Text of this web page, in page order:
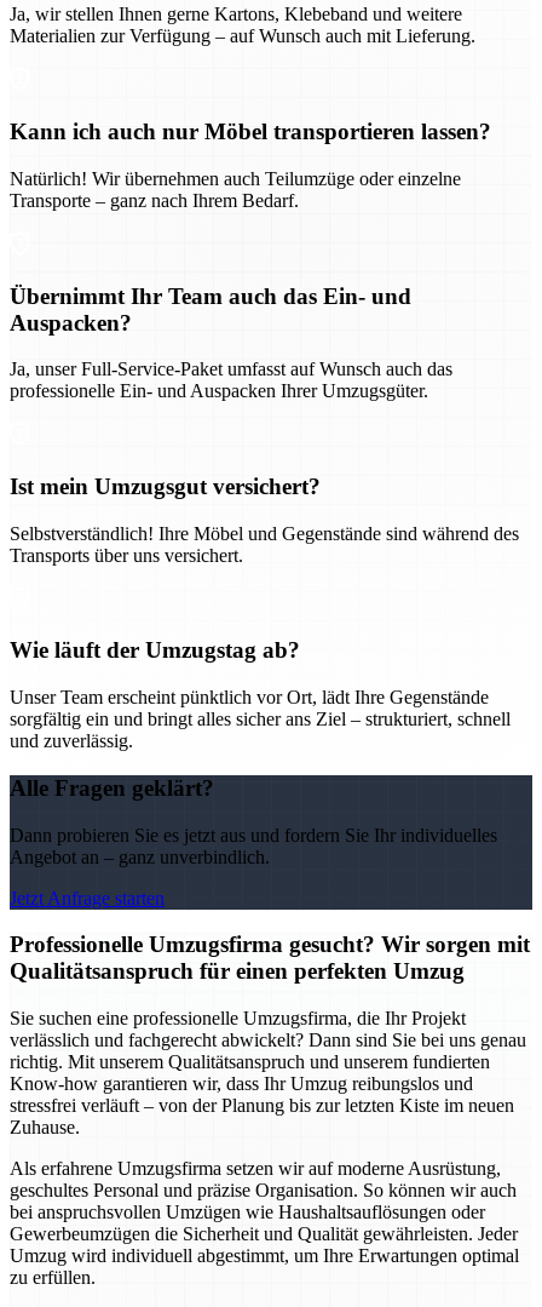
Ja, wir stellen Ihnen gerne Kartons, Klebeband und weitere
Materialien zur Verfügung – auf Wunsch auch mit Lieferung.
Kann ich auch nur Möbel transportieren lassen?
Natürlich! Wir übernehmen auch Teilumzüge oder einzelne
Transporte – ganz nach Ihrem Bedarf.
Übernimmt Ihr Team auch das Ein- und
Auspacken?
Ja, unser Full-Service-Paket umfasst auf Wunsch auch das
professionelle Ein- und Auspacken Ihrer Umzugsgüter.
Ist mein Umzugsgut versichert?
Selbstverständlich! Ihre Möbel und Gegenstände sind während des
Transports über uns versichert.
Wie läuft der Umzugstag ab?
Unser Team erscheint pünktlich vor Ort, lädt Ihre Gegenstände
sorgfältig ein und bringt alles sicher ans Ziel – strukturiert, schnell
und zuverlässig.
Alle Fragen geklärt?
Dann probieren Sie es jetzt aus und fordern Sie Ihr individuelles
Angebot an – ganz unverbindlich.
Jetzt Anfrage starten
Professionelle Umzugsfirma gesucht? Wir sorgen mit
Qualitätsanspruch für einen perfekten Umzug
Sie suchen eine professionelle Umzugsfirma, die Ihr Projekt
verlässlich und fachgerecht abwickelt? Dann sind Sie bei uns genau
richtig. Mit unserem Qualitätsanspruch und unserem fundierten
Know-how garantieren wir, dass Ihr Umzug reibungslos und
stressfrei verläuft – von der Planung bis zur letzten Kiste im neuen
Zuhause.
Als erfahrene Umzugsfirma setzen wir auf moderne Ausrüstung,
geschultes Personal und präzise Organisation. So können wir auch
bei anspruchsvollen Umzügen wie Haushaltsauflösungen oder
Gewerbeumzügen die Sicherheit und Qualität gewährleisten. Jeder
Umzug wird individuell abgestimmt, um Ihre Erwartungen optimal
zu erfüllen.